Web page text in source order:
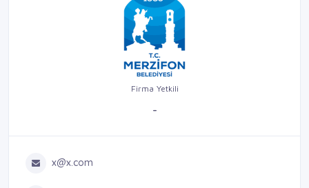
Firma Yetkili
-
x@x.com